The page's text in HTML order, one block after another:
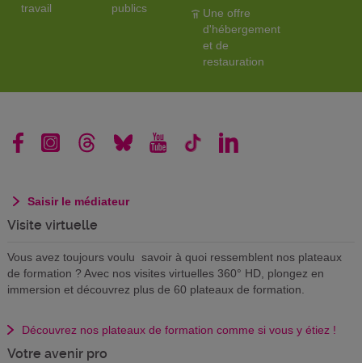
travail
publics
Une offre
d'hébergement
et de
restauration
Saisir le médiateur
Visite virtuelle
Vous avez toujours voulu savoir à quoi ressemblent nos plateaux
de formation ? Avec nos visites virtuelles 360° HD, plongez en
immersion et découvrez plus de 60 plateaux de formation.
Découvrez nos plateaux de formation comme si vous y étiez !
Votre avenir pro